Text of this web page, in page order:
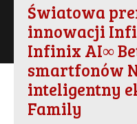
Światowa
innowacji
Infinix AI∞
smartfonów
inteligentny
Family